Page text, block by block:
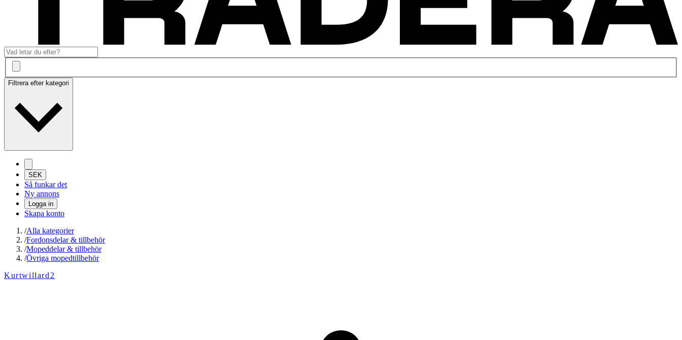
Filtrera efter kategori
SEK
Så funkar det
Ny annons
Logga in
Skapa konto
/Alla kategorier
/Fordonsdelar & tillbehör
/Mopeddelar & tillbehör
/Övriga mopedtillbehör
Kurtwillard2